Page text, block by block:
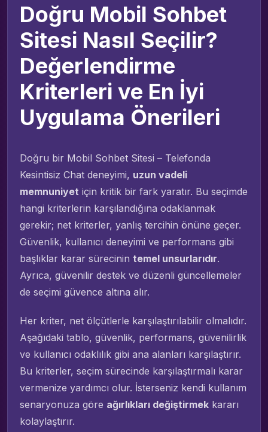
Doğru Mobil Sohbet
Sitesi Nasıl Seçilir?
Değerlendirme
Kriterleri ve En İyi
Uygulama Önerileri
Doğru bir Mobil Sohbet Sitesi – Telefonda
Kesintisiz Chat deneyimi, uzun vadeli
memnuniyet için kritik bir fark yaratır. Bu seçimde
hangi kriterlerin karşılandığına odaklanmak
gerekir; net kriterler, yanlış tercihin önüne geçer.
Güvenlik, kullanıcı deneyimi ve performans gibi
başlıklar karar sürecinin temel unsurlarıdır.
Ayrıca, güvenilir destek ve düzenli güncellemeler
de seçimi güvence altına alır.
Her kriter, net ölçütlerle karşılaştırılabilir olmalıdır.
Aşağıdaki tablo, güvenlik, performans, güvenilirlik
ve kullanıcı odaklılık gibi ana alanları karşılaştırır.
Bu kriterler, seçim sürecinde karşılaştırmalı karar
vermenize yardımcı olur. İsterseniz kendi kullanım
senaryonuza göre ağırlıkları değiştirmek kararı
kolaylaştırır.